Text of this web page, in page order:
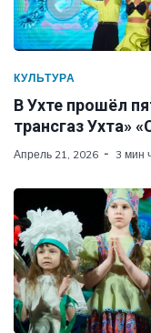
КУЛЬТУРА
В Ухте прошёл
трансгаз Ухта»
Апрель 21, 2026 3 мин